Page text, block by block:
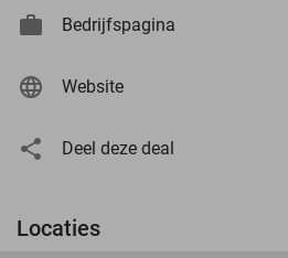
Bedrijfspagina
Website
Deel deze deal
Locaties